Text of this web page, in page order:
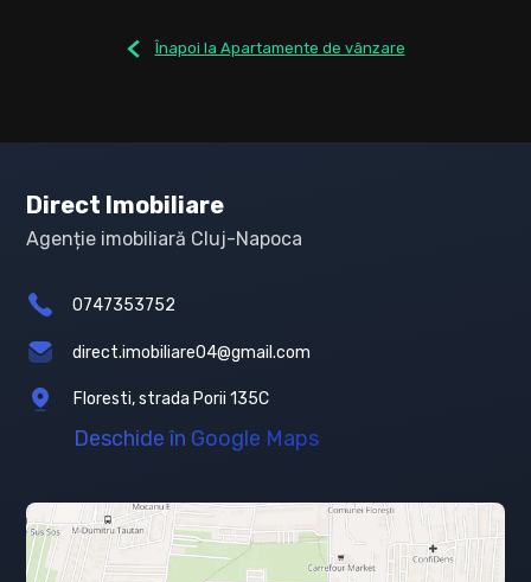
Înapoi la Apartamente de vânzare
Direct Imobiliare
Agenție imobiliară Cluj-Napoca
0747353752
direct.imobiliare04@gmail.com
Floresti, strada Porii 135C
Deschide în Google Maps